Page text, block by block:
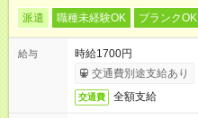
派遣 職種未経験OK ブランクOK
給与
時給1700円
交通費別途支給あり
交通費 全額支給